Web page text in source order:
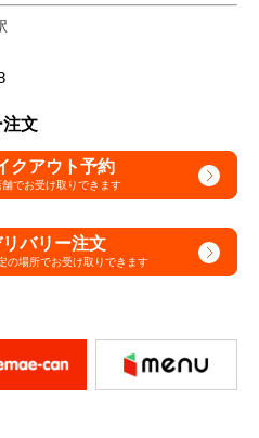
文
クアウト予約
舗でお受け取りできます
バリー注文
の場所でお受け取りできます